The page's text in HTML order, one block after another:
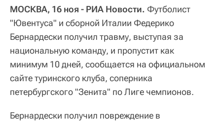
МОСКВА, 16 ноя - РИА Новости. Футболист
"Ювентуса" и сборной Италии Федерико
Бернардески получил травму, выступая за
национальную команду, и пропустит как
минимум 10 дней, сообщается на официальном
сайте туринского клуба, соперника
петербургского "Зенита" по Лиге чемпионов.
Бернардески получил повреждение в